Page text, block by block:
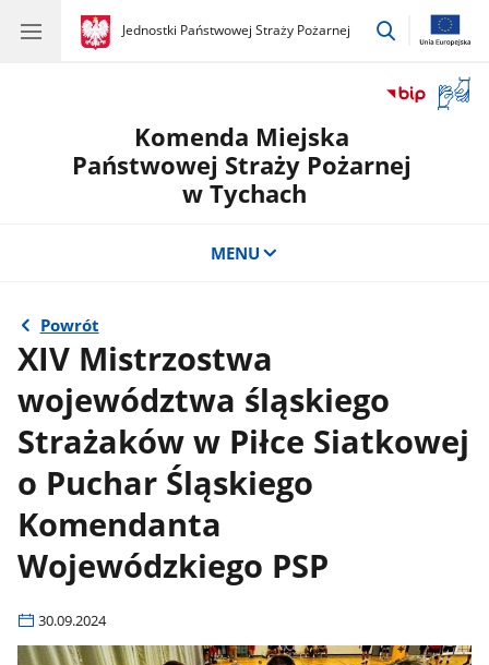
gov.pl
Jednostki Państwowej Straży Pożarnej
gov.pl
Jednostki
przejdź
okno
Komenda Miejska
Państwowej Straży Pożarnej
w Tychach
MENU
Powrót
XIV Mistrzostwa
województwa śląskiego
Strażaków w Piłce Siatkowej
o Puchar Śląskiego
Komendanta
Wojewódzkiego PSP
30.09.2024